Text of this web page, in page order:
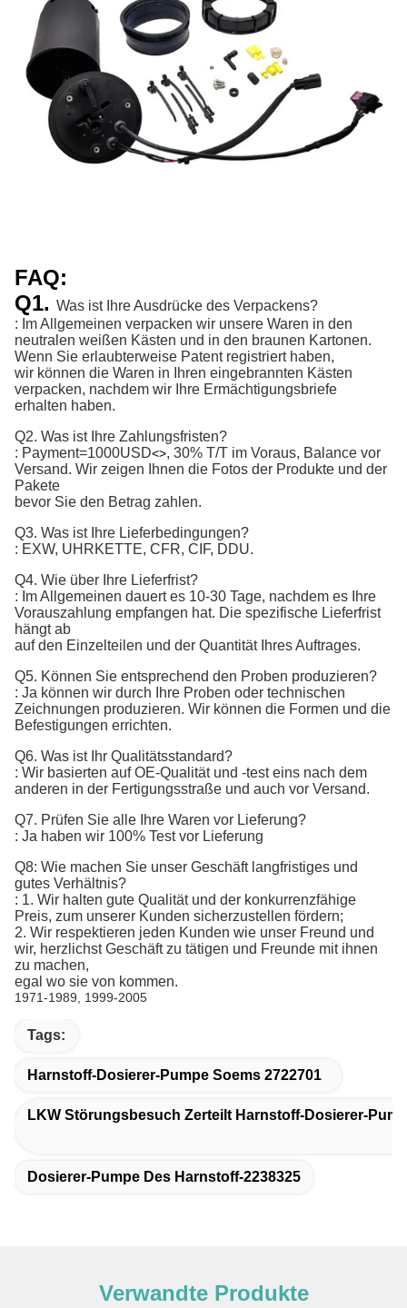
FAQ:
Q1. Was ist Ihre Ausdrücke des Verpackens?
: Im Allgemeinen verpacken wir unsere Waren in den
neutralen weißen Kästen und in den braunen Kartonen.
Wenn Sie erlaubterweise Patent registriert haben,
wir können die Waren in Ihren eingebrannten Kästen
verpacken, nachdem wir Ihre Ermächtigungsbriefe
erhalten haben.
Q2. Was ist Ihre Zahlungsfristen?
: Payment=1000USD<>, 30% T/T im Voraus, Balance vor
Versand. Wir zeigen Ihnen die Fotos der Produkte und der
Pakete
bevor Sie den Betrag zahlen.
Q3. Was ist Ihre Lieferbedingungen?
: EXW, UHRKETTE, CFR, CIF, DDU.
Q4. Wie über Ihre Lieferfrist?
: Im Allgemeinen dauert es 10-30 Tage, nachdem es Ihre
Vorauszahlung empfangen hat. Die spezifische Lieferfrist
hängt ab
auf den Einzelteilen und der Quantität Ihres Auftrages.
Q5. Können Sie entsprechend den Proben produzieren?
: Ja können wir durch Ihre Proben oder technischen
Zeichnungen produzieren. Wir können die Formen und die
Befestigungen errichten.
Q6. Was ist Ihr Qualitätsstandard?
: Wir basierten auf OE-Qualität und -test eins nach dem
anderen in der Fertigungsstraße und auch vor Versand.
Q7. Prüfen Sie alle Ihre Waren vor Lieferung?
: Ja haben wir 100% Test vor Lieferung
Q8: Wie machen Sie unser Geschäft langfristiges und
gutes Verhältnis?
: 1. Wir halten gute Qualität und der konkurrenzfähige
Preis, zum unserer Kunden sicherzustellen fördern;
2. Wir respektieren jeden Kunden wie unser Freund und
wir, herzlichst Geschäft zu tätigen und Freunde mit ihnen
zu machen,
egal wo sie von kommen.
1971-1989, 1999-2005
Tags:
Harnstoff-Dosierer-Pumpe Soems 2722701
LKW Störungsbesuch Zerteilt Harnstoff-Dosierer-
Dosierer-Pumpe Des Harnstoff-2238325
Verwandte Produkte